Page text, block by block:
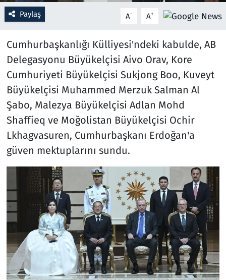
Paylaş A- A+
Cumhurbaşkanlığı Külliyesi'ndeki kabulde, AB
Delegasyonu Büyükelçisi Aivo Orav, Kore
Cumhuriyeti Büyükelçisi Sukjong Boo, Kuveyt
Büyükelçisi Muhammed Merzuk Salman Al
Şabo, Malezya Büyükelçisi Adlan Mohd
Shaffieq ve Moğolistan Büyükelçisi Ochir
Lkhagvasuren, Cumhurbaşkanı Erdoğan'a
güven mektuplarını sundu.
Savunma Sanayi
Seçim 2023
Spor
Teknoloji ve Bilim
Televizyon